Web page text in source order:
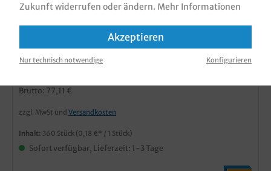
750+1000ml 360St
Produktnummer:SASPD7510
Brutto: 77,11 €
zzgl. MwSt und Versandkosten
Inhalt: 360 Stück (0,18 €* / 1 Stück)
Sofort verfügbar, Lieferzeit: 1-3 Tage
Zukunft widerrufen oder ändern. Mehr Informationen
Akzeptieren
Nur technisch notwendige Konfigurieren